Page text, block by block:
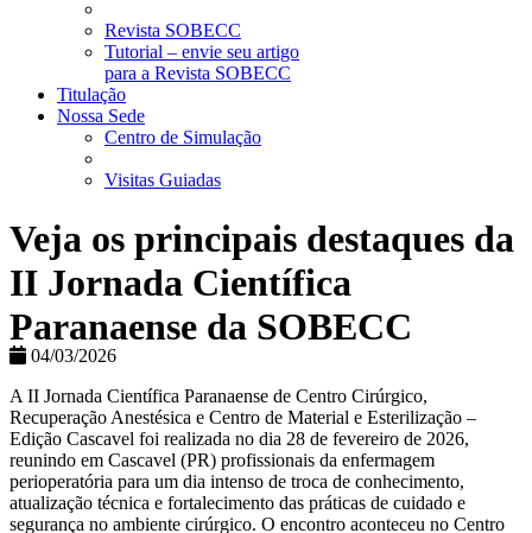
Revista SOBECC
Tutorial – envie seu artigo
para a Revista SOBECC
Titulação
Nossa Sede
Centro de Simulação
Visitas Guiadas
Veja os principais destaques da
II Jornada Científica
Paranaense da SOBECC
04/03/2026
A II Jornada Científica Paranaense de Centro Cirúrgico,
Recuperação Anestésica e Centro de Material e Esterilização –
Edição Cascavel foi realizada no dia 28 de fevereiro de 2026,
reunindo em Cascavel (PR) profissionais da enfermagem
perioperatória para um dia intenso de troca de conhecimento,
atualização técnica e fortalecimento das práticas de cuidado e
segurança no ambiente cirúrgico. O encontro aconteceu no Centro